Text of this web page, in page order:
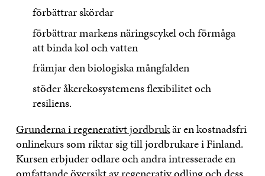
förbättrar skördar
förbättrar markens näringscykel och förmåga
att binda kol och vatten
främjar den biologiska mångfalden
stöder åkerekosystemens flexibilitet och
resiliens.
Grunderna i regenerativt jordbrukär en kostnadsfri
onlinekurs som riktar sig till jordbrukare i Finland.
Kursen erbjuder odlare och andra intresserade en